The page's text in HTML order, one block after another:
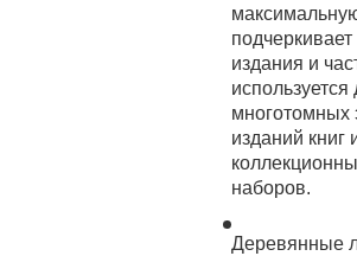
издания и
используется
многотомных
изданий книг
наборов.
Деревянные